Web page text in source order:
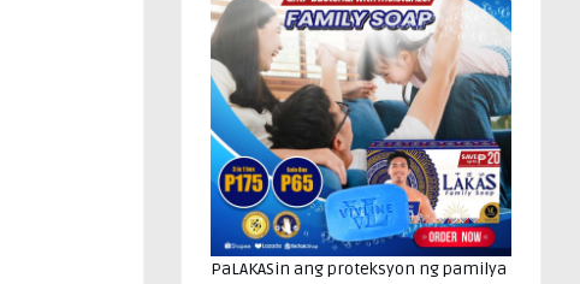
PaLAKASin ang proteksyon ng pamilya